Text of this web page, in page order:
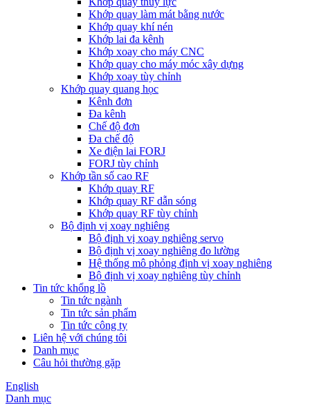
Khớp quay làm mát bằng nước
Khớp quay khí nén
Khớp lai đa kênh
Khớp xoay cho máy CNC
Khớp quay cho máy móc xây dựng
Khớp xoay tùy chỉnh
Khớp quay quang học
Kênh đơn
Đa kênh
Chế độ đơn
Đa chế độ
Xe điện lai FORJ
FORJ tùy chỉnh
Khớp tần số cao RF
Khớp quay RF
Khớp quay RF dẫn sóng
Khớp quay RF tùy chỉnh
Bộ định vị xoay nghiêng
Bộ định vị xoay nghiêng servo
Bộ định vị xoay nghiêng đo lường
Hệ thống mô phỏng định vị xoay nghiêng
Bộ định vị xoay nghiêng tùy chỉnh
Tin tức khổng lồ
Tin tức ngành
Tin tức sản phẩm
Tin tức công ty
Liên hệ với chúng tôi
Danh mục
Câu hỏi thường gặp
English
Danh mục